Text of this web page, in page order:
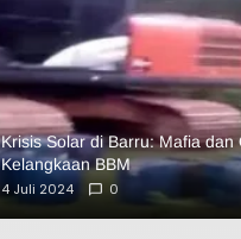
Krisis Solar di Barru: Mafia dan
Kelangkaan BBM
4 Juli 2024
0